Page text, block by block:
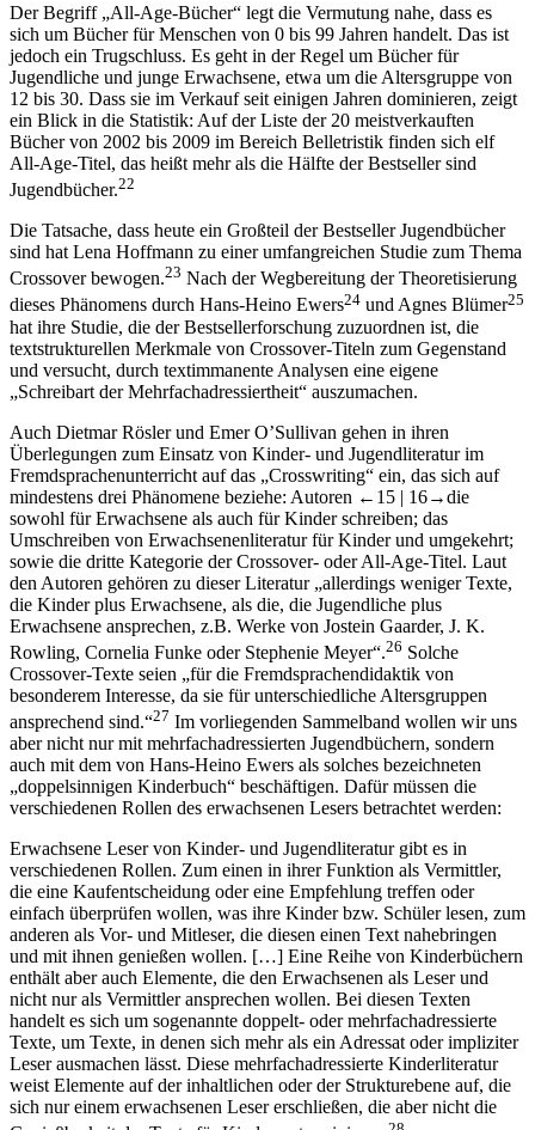
Der Begriff „All-Age-Bücher“ legt die Vermutung nahe, dass es
sich um Bücher für Menschen von 0 bis 99 Jahren handelt. Das ist
jedoch ein Trugschluss. Es geht in der Regel um Bücher für
Jugendliche und junge Erwachsene, etwa um die Altersgruppe von
12 bis 30. Dass sie im Verkauf seit einigen Jahren dominieren, zeigt
ein Blick in die Statistik: Auf der Liste der 20 meistverkauften
Bücher von 2002 bis 2009 im Bereich Belletristik finden sich elf
All-Age-Titel, das heißt mehr als die Hälfte der Bestseller sind
Jugendbücher.22
Die Tatsache, dass heute ein Großteil der Bestseller Jugendbücher
sind hat Lena Hoffmann zu einer umfangreichen Studie zum Thema
Crossover bewogen.23 Nach der Wegbereitung der Theoretisierung
dieses Phänomens durch Hans-Heino Ewers24 und Agnes Blümer25
hat ihre Studie, die der Bestsellerforschung zuzuordnen ist, die
textstrukturellen Merkmale von Crossover-Titeln zum Gegenstand
und versucht, durch textimmanente Analysen eine eigene
„Schreibart der Mehrfachadressiertheit“ auszumachen.
Auch Dietmar Rösler und Emer O’Sullivan gehen in ihren
Überlegungen zum Einsatz von Kinder- und Jugendliteratur im
Fremdsprachenunterricht auf das „Crosswriting“ ein, das sich auf
mindestens drei Phänomene beziehe: Autoren ←15 | 16→die
sowohl für Erwachsene als auch für Kinder schreiben; das
Umschreiben von Erwachsenenliteratur für Kinder und umgekehrt;
sowie die dritte Kategorie der Crossover- oder All-Age-Titel. Laut
den Autoren gehören zu dieser Literatur „allerdings weniger Texte,
die Kinder plus Erwachsene, als die, die Jugendliche plus
Erwachsene ansprechen, z.B. Werke von Jostein Gaarder, J. K.
Rowling, Cornelia Funke oder Stephenie Meyer“.26 Solche
Crossover-Texte seien „für die Fremdsprachendidaktik von
besonderem Interesse, da sie für unterschiedliche Altersgruppen
ansprechend sind.“27 Im vorliegenden Sammelband wollen wir uns
aber nicht nur mit mehrfachadressierten Jugendbüchern, sondern
auch mit dem von Hans-Heino Ewers als solches bezeichneten
„doppelsinnigen Kinderbuch“ beschäftigen. Dafür müssen die
verschiedenen Rollen des erwachsenen Lesers betrachtet werden:
Erwachsene Leser von Kinder- und Jugendliteratur gibt es in
verschiedenen Rollen. Zum einen in ihrer Funktion als Vermittler,
die eine Kaufentscheidung oder eine Empfehlung treffen oder
einfach überprüfen wollen, was ihre Kinder bzw. Schüler lesen, zum
anderen als Vor- und Mitleser, die diesen einen Text nahebringen
und mit ihnen genießen wollen. […] Eine Reihe von Kinderbüchern
enthält aber auch Elemente, die den Erwachsenen als Leser und
nicht nur als Vermittler ansprechen wollen. Bei diesen Texten
handelt es sich um sogenannte doppelt- oder mehrfachadressierte
Texte, um Texte, in denen sich mehr als ein Adressat oder impliziter
Leser ausmachen lässt. Diese mehrfachadressierte Kinderliteratur
weist Elemente auf der inhaltlichen oder der Strukturebene auf, die
sich nur einem erwachsenen Leser erschließen, die aber nicht die